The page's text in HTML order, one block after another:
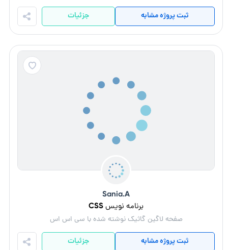
ثبت پروژه مشابه جزئیات
Sania.A
برنامه نویس CSS
صفحه لاگین گاثیک نوشته شده با سی اس اس
ثبت پروژه مشابه جزئیات